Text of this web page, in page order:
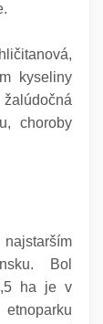
kyseliny
choroby
Bol
ha je v